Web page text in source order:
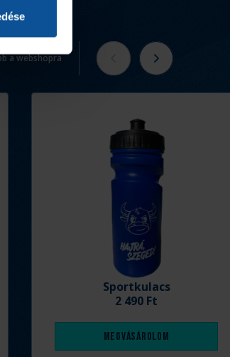
a webshopra
Sportkulacs
2 490 Ft
Megvásárolom